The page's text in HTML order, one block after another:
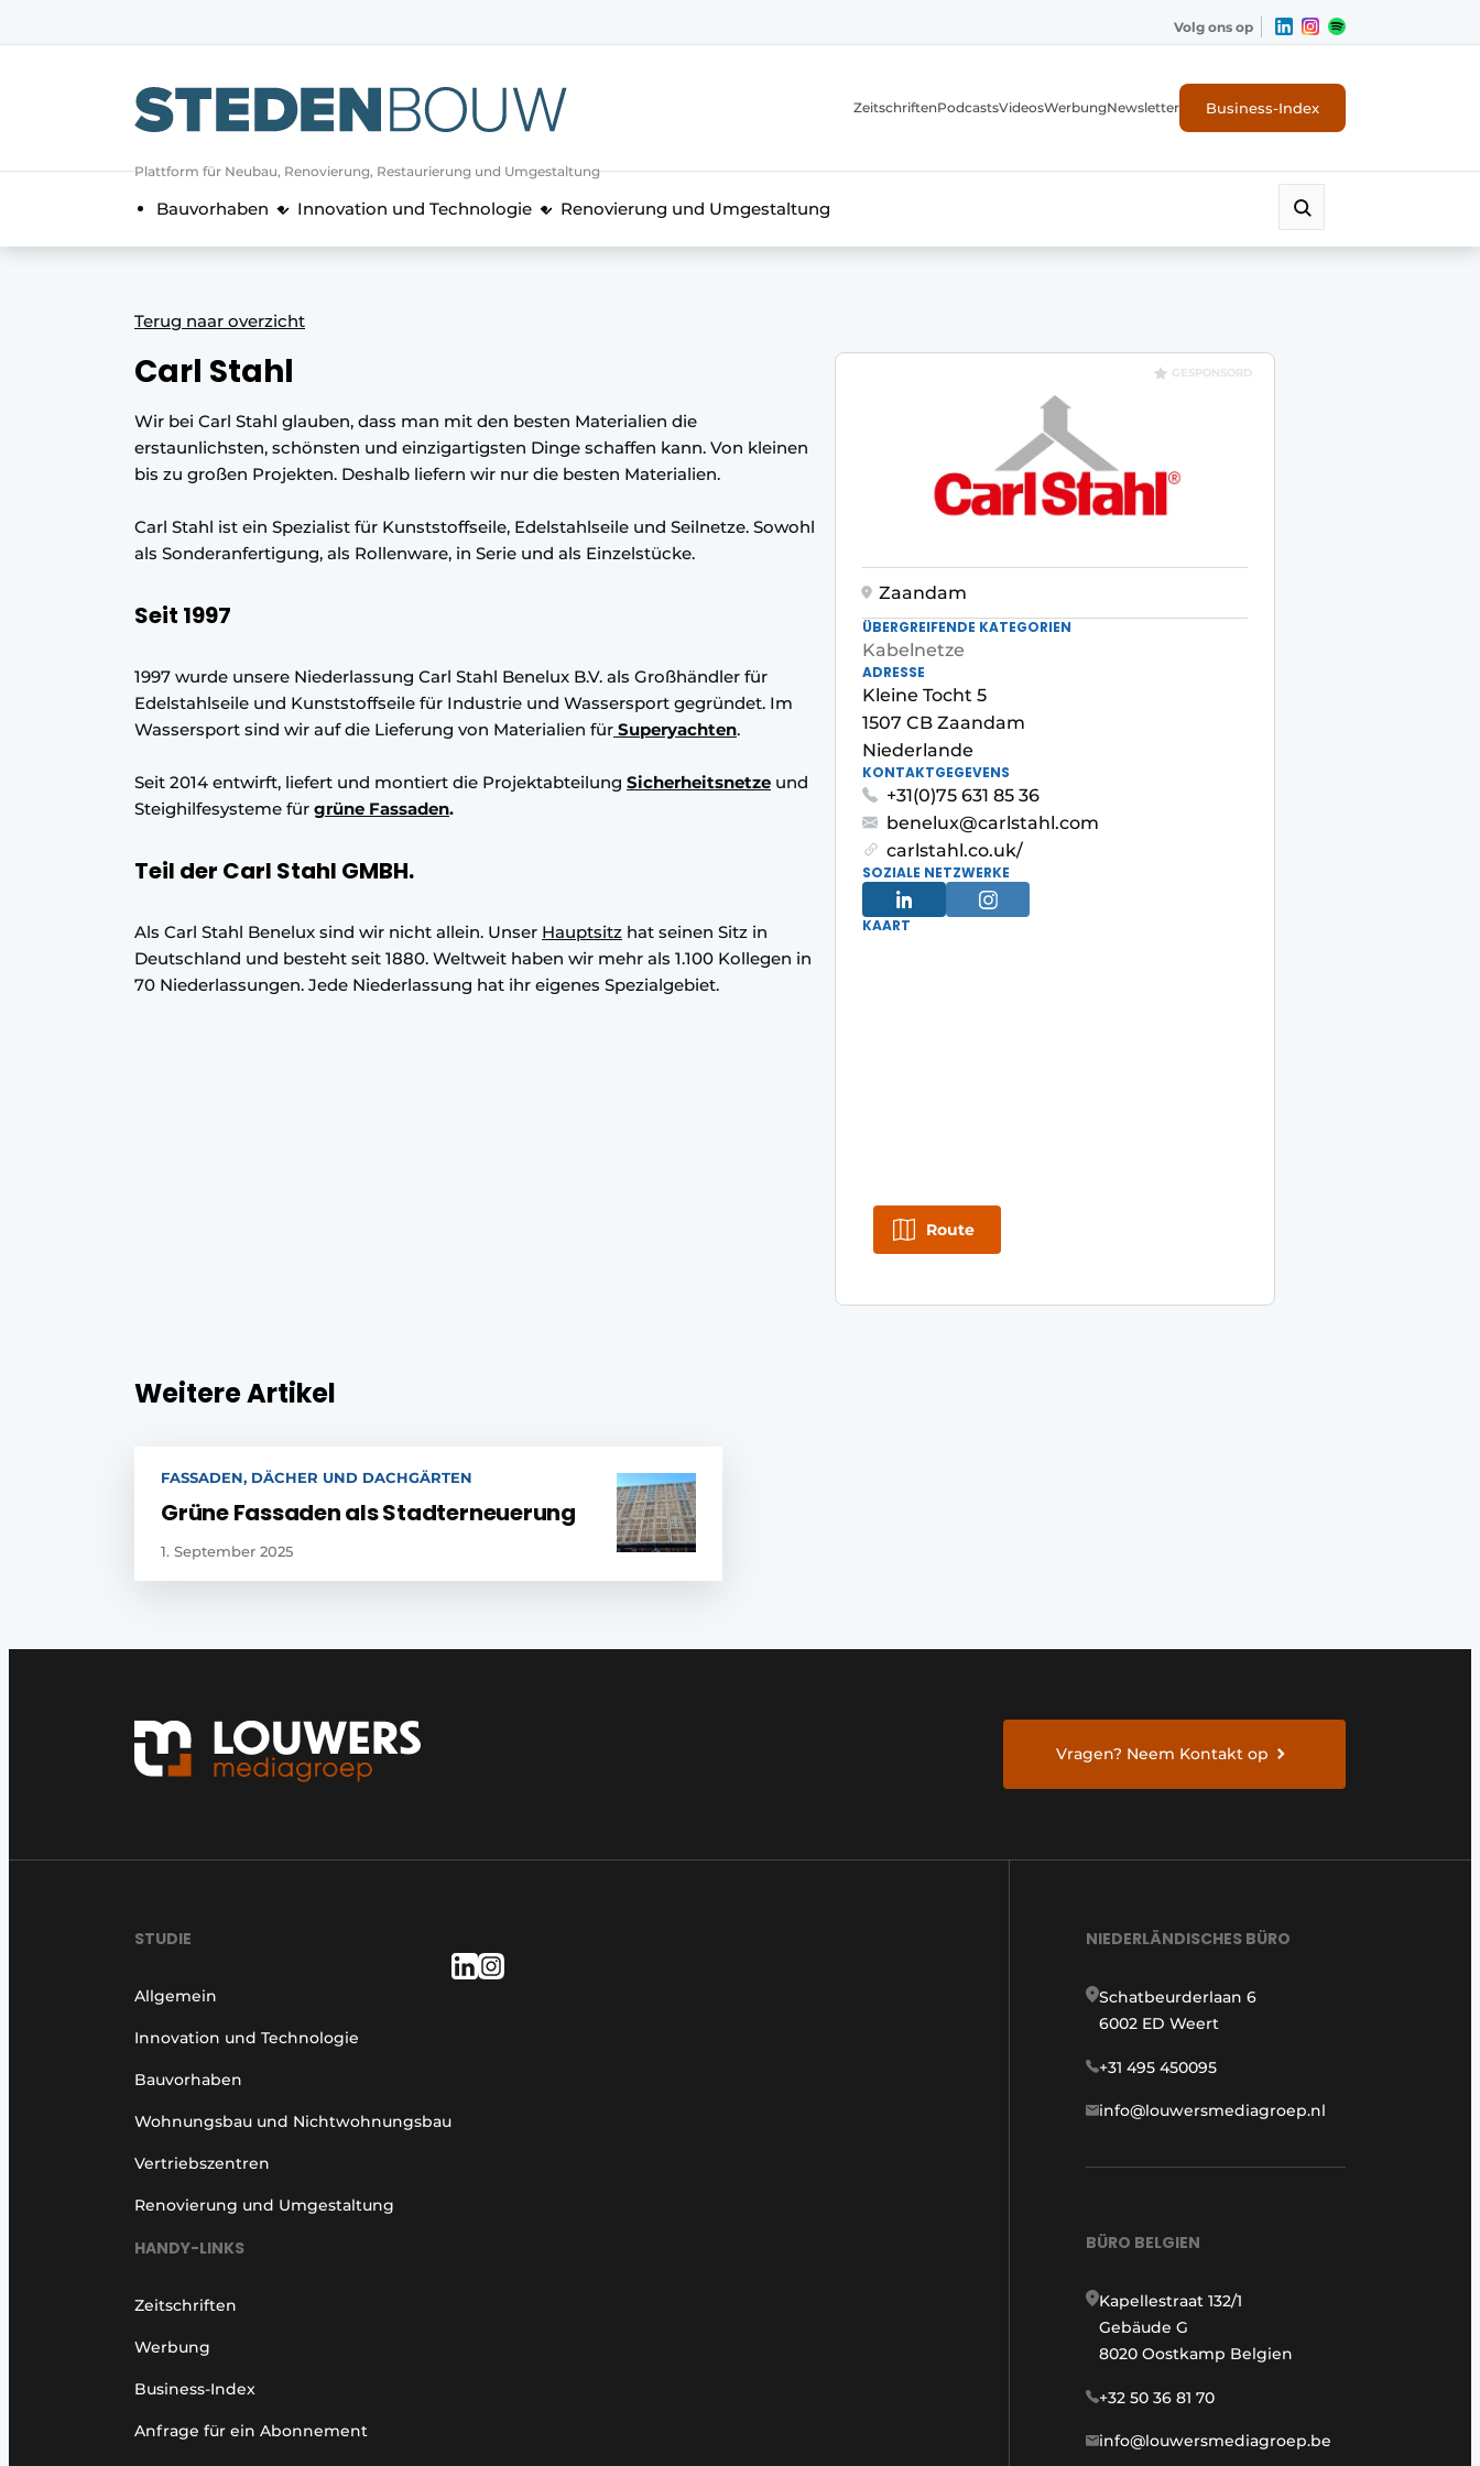
Allgemeine Bedingungen und Konditionen
AutorisierungabmeldenAnmeldung
Unternehmen
Veranstaltung anmelden
Startseite
Meist gelesen
Newsletter
Podcasts
Datenschutz / Cookie-Erklärung
Ein Stellenangebot registrieren
Freie Stellen
Videos
Volg ons op
Plattform für Neubau, Renovierung, Restaurierung und Umgestaltung
ZeitschriftenPodcastsVideosWerbungNewsletter Business-Index
Bauvorhaben Innovation und Technologie Renovierung und Umgestaltung
Terug naar overzicht
Carl Stahl
Wir bei Carl Stahl glauben, dass man mit den besten Materialien die
erstaunlichsten, schönsten und einzigartigsten Dinge schaffen kann. Von kleinen
bis zu großen Projekten. Deshalb liefern wir nur die besten Materialien.
Carl Stahl ist ein Spezialist für Kunststoffseile, Edelstahlseile und Seilnetze. Sowohl
als Sonderanfertigung, als Rollenware, in Serie und als Einzelstücke.
Seit 1997
1997 wurde unsere Niederlassung Carl Stahl Benelux B.V. als Großhändler für
Edelstahlseile und Kunststoffseile für Industrie und Wassersport gegründet. Im
Wassersport sind wir auf die Lieferung von Materialien für Superyachten.
Seit 2014 entwirft, liefert und montiert die Projektabteilung Sicherheitsnetze und
Steighilfesysteme für grüne Fassaden.
Teil der Carl Stahl GMBH.
Als Carl Stahl Benelux sind wir nicht allein. Unser Hauptsitz hat seinen Sitz in
Deutschland und besteht seit 1880. Weltweit haben wir mehr als 1.100 Kollegen in
70 Niederlassungen. Jede Niederlassung hat ihr eigenes Spezialgebiet.
GESPONSORD
Zaandam
ÜBERGREIFENDE KATEGORIEN
Kabelnetze
ADRESSE
Kleine Tocht 5
1507 CB Zaandam
Niederlande
KONTAKTGEGEVENS
+31(0)75 631 85 36
benelux@carlstahl.com
carlstahl.co.uk/
SOZIALE NETZWERKE
KAART
Route
Weitere Artikel
FASSADEN, DÄCHER UND DACHGÄRTEN
Grüne Fassaden als Stadterneuerung
1. September 2025
Vragen? Neem Kontakt op
STUDIE
Allgemein
Innovation und Technologie
Bauvorhaben
Wohnungsbau und Nichtwohnungsbau
Vertriebszentren
Renovierung und Umgestaltung
HANDY-LINKS
Zeitschriften
Werbung
Business-Index
Anfrage für ein Abonnement
NIEDERLÄNDISCHES BÜRO
Schatbeurderlaan 6
6002 ED Weert
+31 495 450095
info@louwersmediagroep.nl
BÜRO BELGIEN
Kapellestraat 132/1
Gebäude G
8020 Oostkamp Belgien
+32 50 36 81 70
info@louwersmediagroep.be